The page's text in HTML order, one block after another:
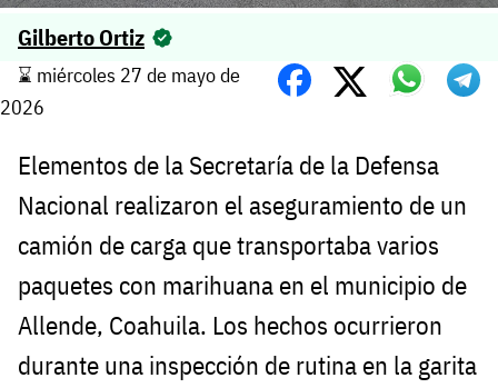
Gilberto Ortiz
⌛️ miércoles 27 de mayo de
2026
Elementos de la Secretaría de la Defensa
Nacional realizaron el aseguramiento de un
camión de carga que transportaba varios
paquetes con marihuana en el municipio de
Allende, Coahuila. Los hechos ocurrieron
durante una inspección de rutina en la garita